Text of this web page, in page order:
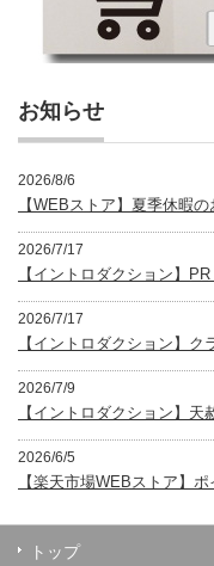
お知らせ
2026/8/6
【WEBストア】夏季休暇
2026/7/17
【イントロダクション】
2026/7/17
【イントロダクション】ク
2026/7/9
【イントロダクション】天
2026/6/5
【楽天市場WEBストア】
トップ